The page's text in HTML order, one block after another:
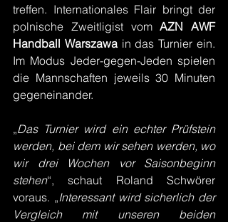
treffen. Internationales Flair bringt der
polnische Zweitligist vom AZN AWF
Handball Warszawa in das Turnier ein.
Im Modus Jeder-gegen-Jeden spielen
die Mannschaften jeweils 30 Minuten
gegeneinander.
„Das Turnier wird ein echter Prüfstein
werden, bei dem wir sehen werden, wo
wir drei Wochen vor Saisonbeginn
stehen“, schaut Roland Schwörer
voraus. „Interessant wird sicherlich der
Vergleich mit unseren beiden